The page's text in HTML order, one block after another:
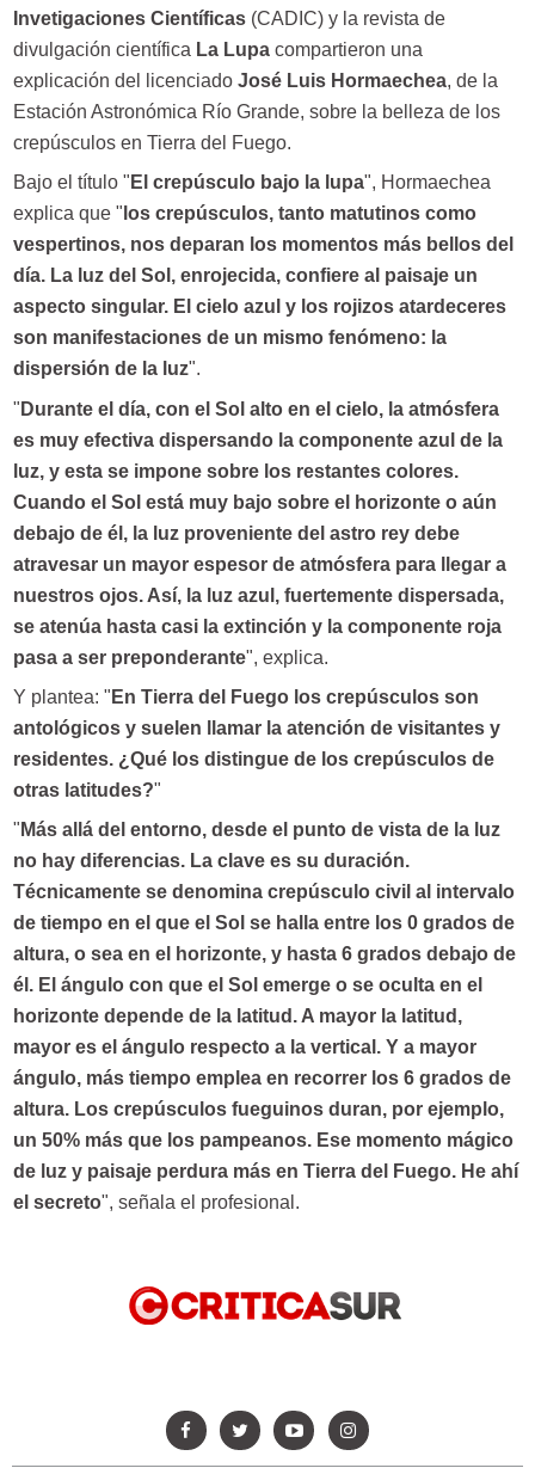
Invetigaciones Científicas(CADIC) y la revista de
divulgación científica La Lupa compartieron una
explicación del licenciado José Luis Hormaechea, de la
Estación Astronómica Río Grande, sobre la belleza de los
crepúsculos en Tierra del Fuego.
Bajo el título " El crepúsculo bajo la lupa", Hormaechea
explica que " los crepúsculos, tanto matutinos como
vespertinos, nos deparan los momentos más bellos del
día. La luz del Sol, enrojecida, confiere al paisaje un
aspecto singular. El cielo azul y los rojizos atardeceres
son manifestaciones de un mismo fenómeno: la
dispersión de la luz".
" Durante el día, con el Sol alto en el cielo, la atmósfera
es muy efectiva dispersando la componente azul de la
luz, y esta se impone sobre los restantes colores.
Cuando el Sol está muy bajo sobre el horizonte o aún
debajo de él, la luz proveniente del astro rey debe
atravesar un mayor espesor de atmósfera para llegar a
nuestros ojos. Así, la luz azul, fuertemente dispersada,
se atenúa hasta casi la extinción y la componente roja
pasa a ser preponderante", explica.
Y plantea: " En Tierra del Fuego los crepúsculos son
antológicos y suelen llamar la atención de visitantes y
residentes. ¿Qué los distingue de los crepúsculos de
otras latitudes?"
" Más allá del entorno, desde el punto de vista de la luz
no hay diferencias. La clave es su duración.
Técnicamente se denomina crepúsculo civil al intervalo
de tiempo en el que el Sol se halla entre los 0 grados de
altura, o sea en el horizonte, y hasta 6 grados debajo de
él. El ángulo con que el Sol emerge o se oculta en el
horizonte depende de la latitud. A mayor la latitud,
mayor es el ángulo respecto a la vertical. Y a mayor
ángulo, más tiempo emplea en recorrer los 6 grados de
altura. Los crepúsculos fueguinos duran, por ejemplo,
un 50% más que los pampeanos. Ese momento mágico
de luz y paisaje perdura más en Tierra del Fuego. He ahí
el secreto", señala el profesional.